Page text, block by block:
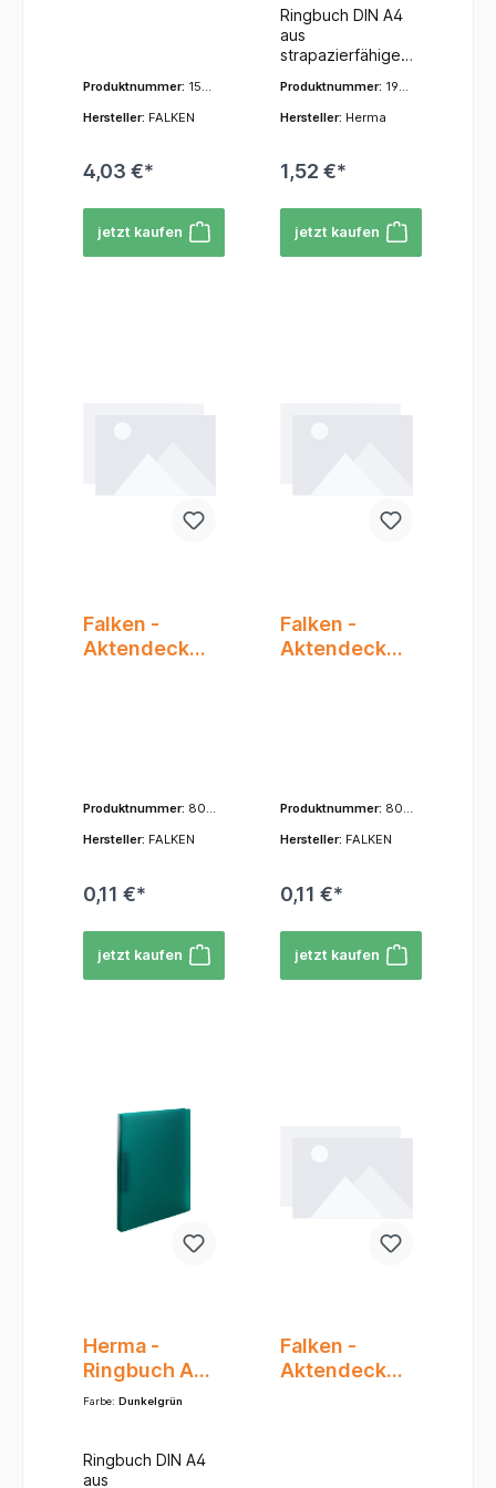
Produktnummer: 150
Hersteller: FALKEN
4,03 €*
jetzt kaufen
transluzent
Ringbuch DIN A4
aus
strapazierfähigem
besonderer 2-D-
Ring-Mechanik
Schließen, mit
Niederhalter,
Ringdurchmesser
25 mm
Produktnummer: 1918
Hersteller: Herma
1,52 €*
jetzt kaufen
Falken -
Aktendeckel
Produktnummer: 800
Hersteller: FALKEN
0,11 €*
jetzt kaufen
Falken -
Aktendeckel
Produktnummer: 800
Hersteller: FALKEN
0,11 €*
jetzt kaufen
Herma -
Ringbuch A4
Polypropylen
transluzent
Farbe: Dunkelgrün
Ringbuch DIN A4
aus
Falken -
Aktendeckel